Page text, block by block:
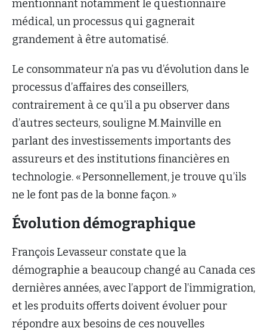
mentionnant notamment le questionnaire
médical, un processus qui gagnerait
grandement à être automatisé.
Le consommateur n’a pas vu d’évolution dans le
processus d’affaires des conseillers,
contrairement à ce qu’il a pu observer dans
d’autres secteurs, souligne M. Mainville en
parlant des investissements importants des
assureurs et des institutions financières en
technologie. « Personnellement, je trouve qu’ils
ne le font pas de la bonne façon. »
Évolution démographique
François Levasseur constate que la
démographie a beaucoup changé au Canada ces
dernières années, avec l’apport de l’immigration,
et les produits offerts doivent évoluer pour
répondre aux besoins de ces nouvelles